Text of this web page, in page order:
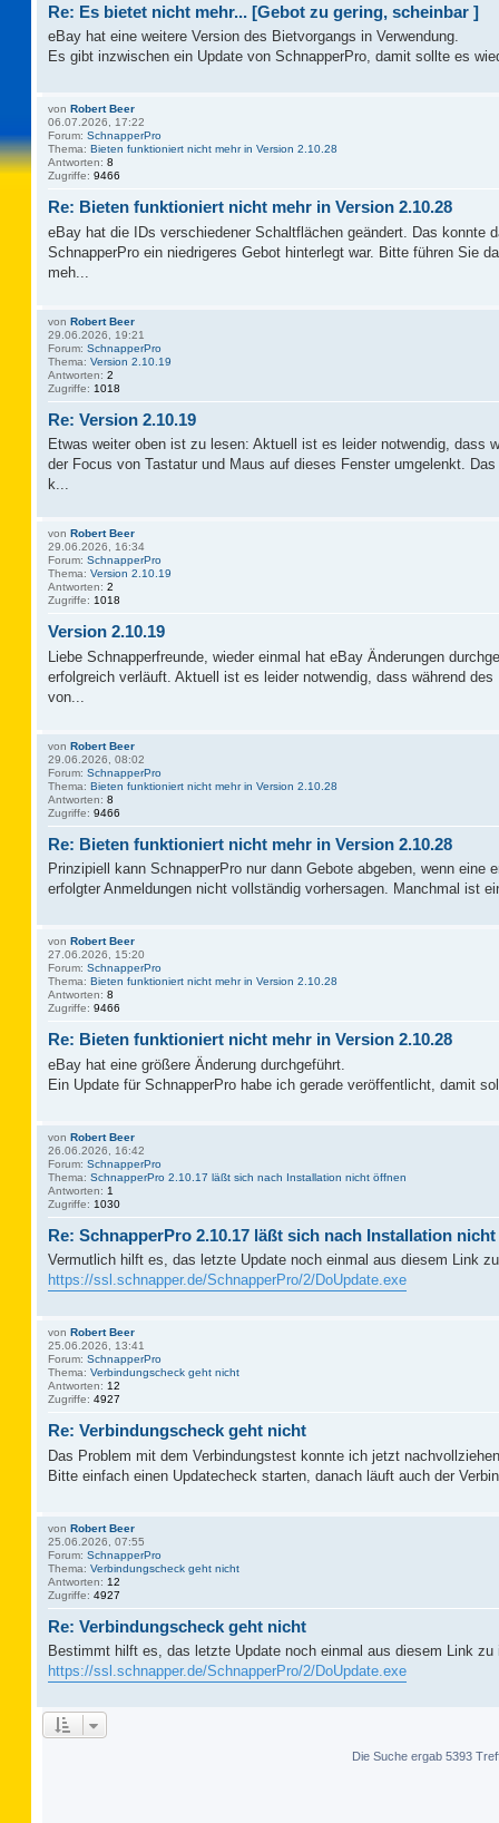
Re: Es bietet nicht mehr... [Gebot zu gering, scheinbar ]
eBay hat eine weitere Version des Bietvorgangs in Verwendung.
Es gibt inzwischen ein Update von SchnapperPro, damit sollte es
von Robert Beer
06.07.2026, 17:22
Forum: SchnapperPro
Thema: Bieten funktioniert nicht mehr in Version 2.10.28
Antworten: 8
Zugriffe: 9466
Re: Bieten funktioniert nicht mehr in Version 2.10.28
eBay hat die IDs verschiedener Schaltflächen geändert. Das konnte
SchnapperPro ein niedrigeres Gebot hinterlegt war. Bitte führen Sie
meh...
von Robert Beer
29.06.2026, 19:21
Forum: SchnapperPro
Thema: Version 2.10.19
Antworten: 2
Zugriffe: 1018
Re: Version 2.10.19
Etwas weiter oben ist zu lesen: Aktuell ist es leider notwendig, dass
der Focus von Tastatur und Maus auf dieses Fenster umgelenkt.
k...
von Robert Beer
29.06.2026, 16:34
Forum: SchnapperPro
Thema: Version 2.10.19
Antworten: 2
Zugriffe: 1018
Version 2.10.19
Liebe Schnapperfreunde, wieder einmal hat eBay Änderungen
erfolgreich verläuft. Aktuell ist es leider notwendig, dass während
von...
von Robert Beer
29.06.2026, 08:02
Forum: SchnapperPro
Thema: Bieten funktioniert nicht mehr in Version 2.10.28
Antworten: 8
Zugriffe: 9466
Re: Bieten funktioniert nicht mehr in Version 2.10.28
Prinzipiell kann SchnapperPro nur dann Gebote abgeben, wenn
erfolgter Anmeldungen nicht vollständig vorhersagen. Manchmal ist
von Robert Beer
27.06.2026, 15:20
Forum: SchnapperPro
Thema: Bieten funktioniert nicht mehr in Version 2.10.28
Antworten: 8
Zugriffe: 9466
Re: Bieten funktioniert nicht mehr in Version 2.10.28
eBay hat eine größere Änderung durchgeführt.
Ein Update für SchnapperPro habe ich gerade veröffentlicht, damit
von Robert Beer
26.06.2026, 16:42
Forum: SchnapperPro
Thema: SchnapperPro 2.10.17 läßt sich nach Installation nicht öffnen
Antworten: 1
Zugriffe: 1030
Re: SchnapperPro 2.10.17 läßt sich nach Installation
Vermutlich hilft es, das letzte Update noch einmal aus diesem Link
https://ssl.schnapper.de/SchnapperPro/2/DoUpdate.exe
von Robert Beer
25.06.2026, 13:41
Forum: SchnapperPro
Thema: Verbindungscheck geht nicht
Antworten: 12
Zugriffe: 4927
Re: Verbindungscheck geht nicht
Das Problem mit dem Verbindungstest konnte ich jetzt
Bitte einfach einen Updatecheck starten, danach läuft auch der
von Robert Beer
25.06.2026, 07:55
Forum: SchnapperPro
Thema: Verbindungscheck geht nicht
Antworten: 12
Zugriffe: 4927
Re: Verbindungscheck geht nicht
Bestimmt hilft es, das letzte Update noch einmal aus diesem Link zu
https://ssl.schnapper.de/SchnapperPro/2/DoUpdate.exe
Die Suche ergab 5393